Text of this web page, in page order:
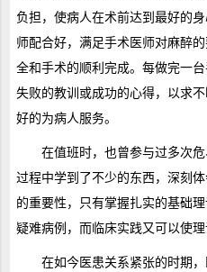
负担，使病人在术前达到最好的
师配合好，满足手术医师对麻醉
全和手术的顺利完成。每做完一
失败的教训或成功的心得，以求
好的为病人服务。
在值班时，也曾参与过多次
过程中学到了不少的东西，深刻
的重要性，只有掌握扎实的基础
疑难病例，而临床实践又可以使理
在如今医患关系紧张的时期